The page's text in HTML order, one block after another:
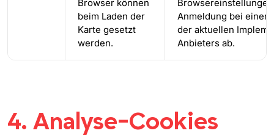
Browser können
beim Laden der
Karte gesetzt
werden.
Anmeldung bei
der aktuellen
Anbieters ab.
4. Analyse-Cookies